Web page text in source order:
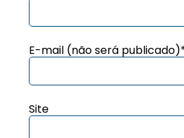
E-mail (não será
Site